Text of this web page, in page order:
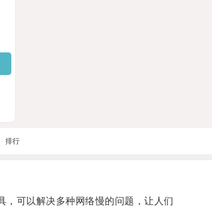
排行
可以解决多种网络慢的问题，让人们